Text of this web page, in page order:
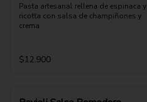
Pasta artesanal rellena de espinaca y
ricotta con salsa de champiñones y
crema
$12.900